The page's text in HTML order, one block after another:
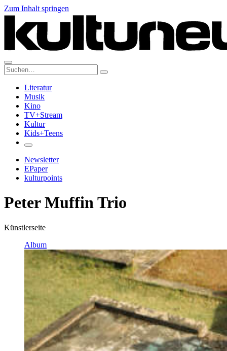
Zum Inhalt springen
Suche:
Literatur
Musik
Kino
TV+Stream
Kultur
Kids+Teens
Newsletter
EPaper
kulturpoints
Peter Muffin Trio
Künstlerseite
Album